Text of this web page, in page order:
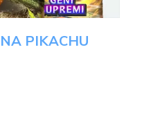
PIKACHU